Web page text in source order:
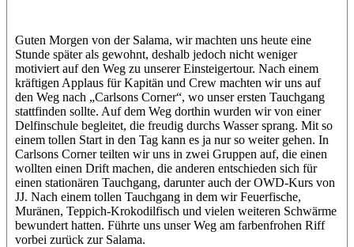
Guten Morgen von der Salama, wir machten uns heute eine
Stunde später als gewohnt, deshalb jedoch nicht weniger
motiviert auf den Weg zu unserer Einsteigertour. Nach einem
kräftigen Applaus für Kapitän und Crew machten wir uns auf
den Weg nach „Carlsons Corner“, wo unser ersten Tauchgang
stattfinden sollte. Auf dem Weg dorthin wurden wir von einer
Delfinschule begleitet, die freudig durchs Wasser sprang. Mit so
einem tollen Start in den Tag kann es ja nur so weiter gehen. In
Carlsons Corner teilten wir uns in zwei Gruppen auf, die einen
wollten einen Drift machen, die anderen entschieden sich für
einen stationären Tauchgang, darunter auch der OWD-Kurs von
JJ. Nach einem tollen Tauchgang in dem wir Feuerfische,
Muränen, Teppich-Krokodilfisch und vielen weiteren Schwärme
bewundert hatten. Führte uns unser Weg am farbenfrohen Riff
vorbei zurück zur Salama.